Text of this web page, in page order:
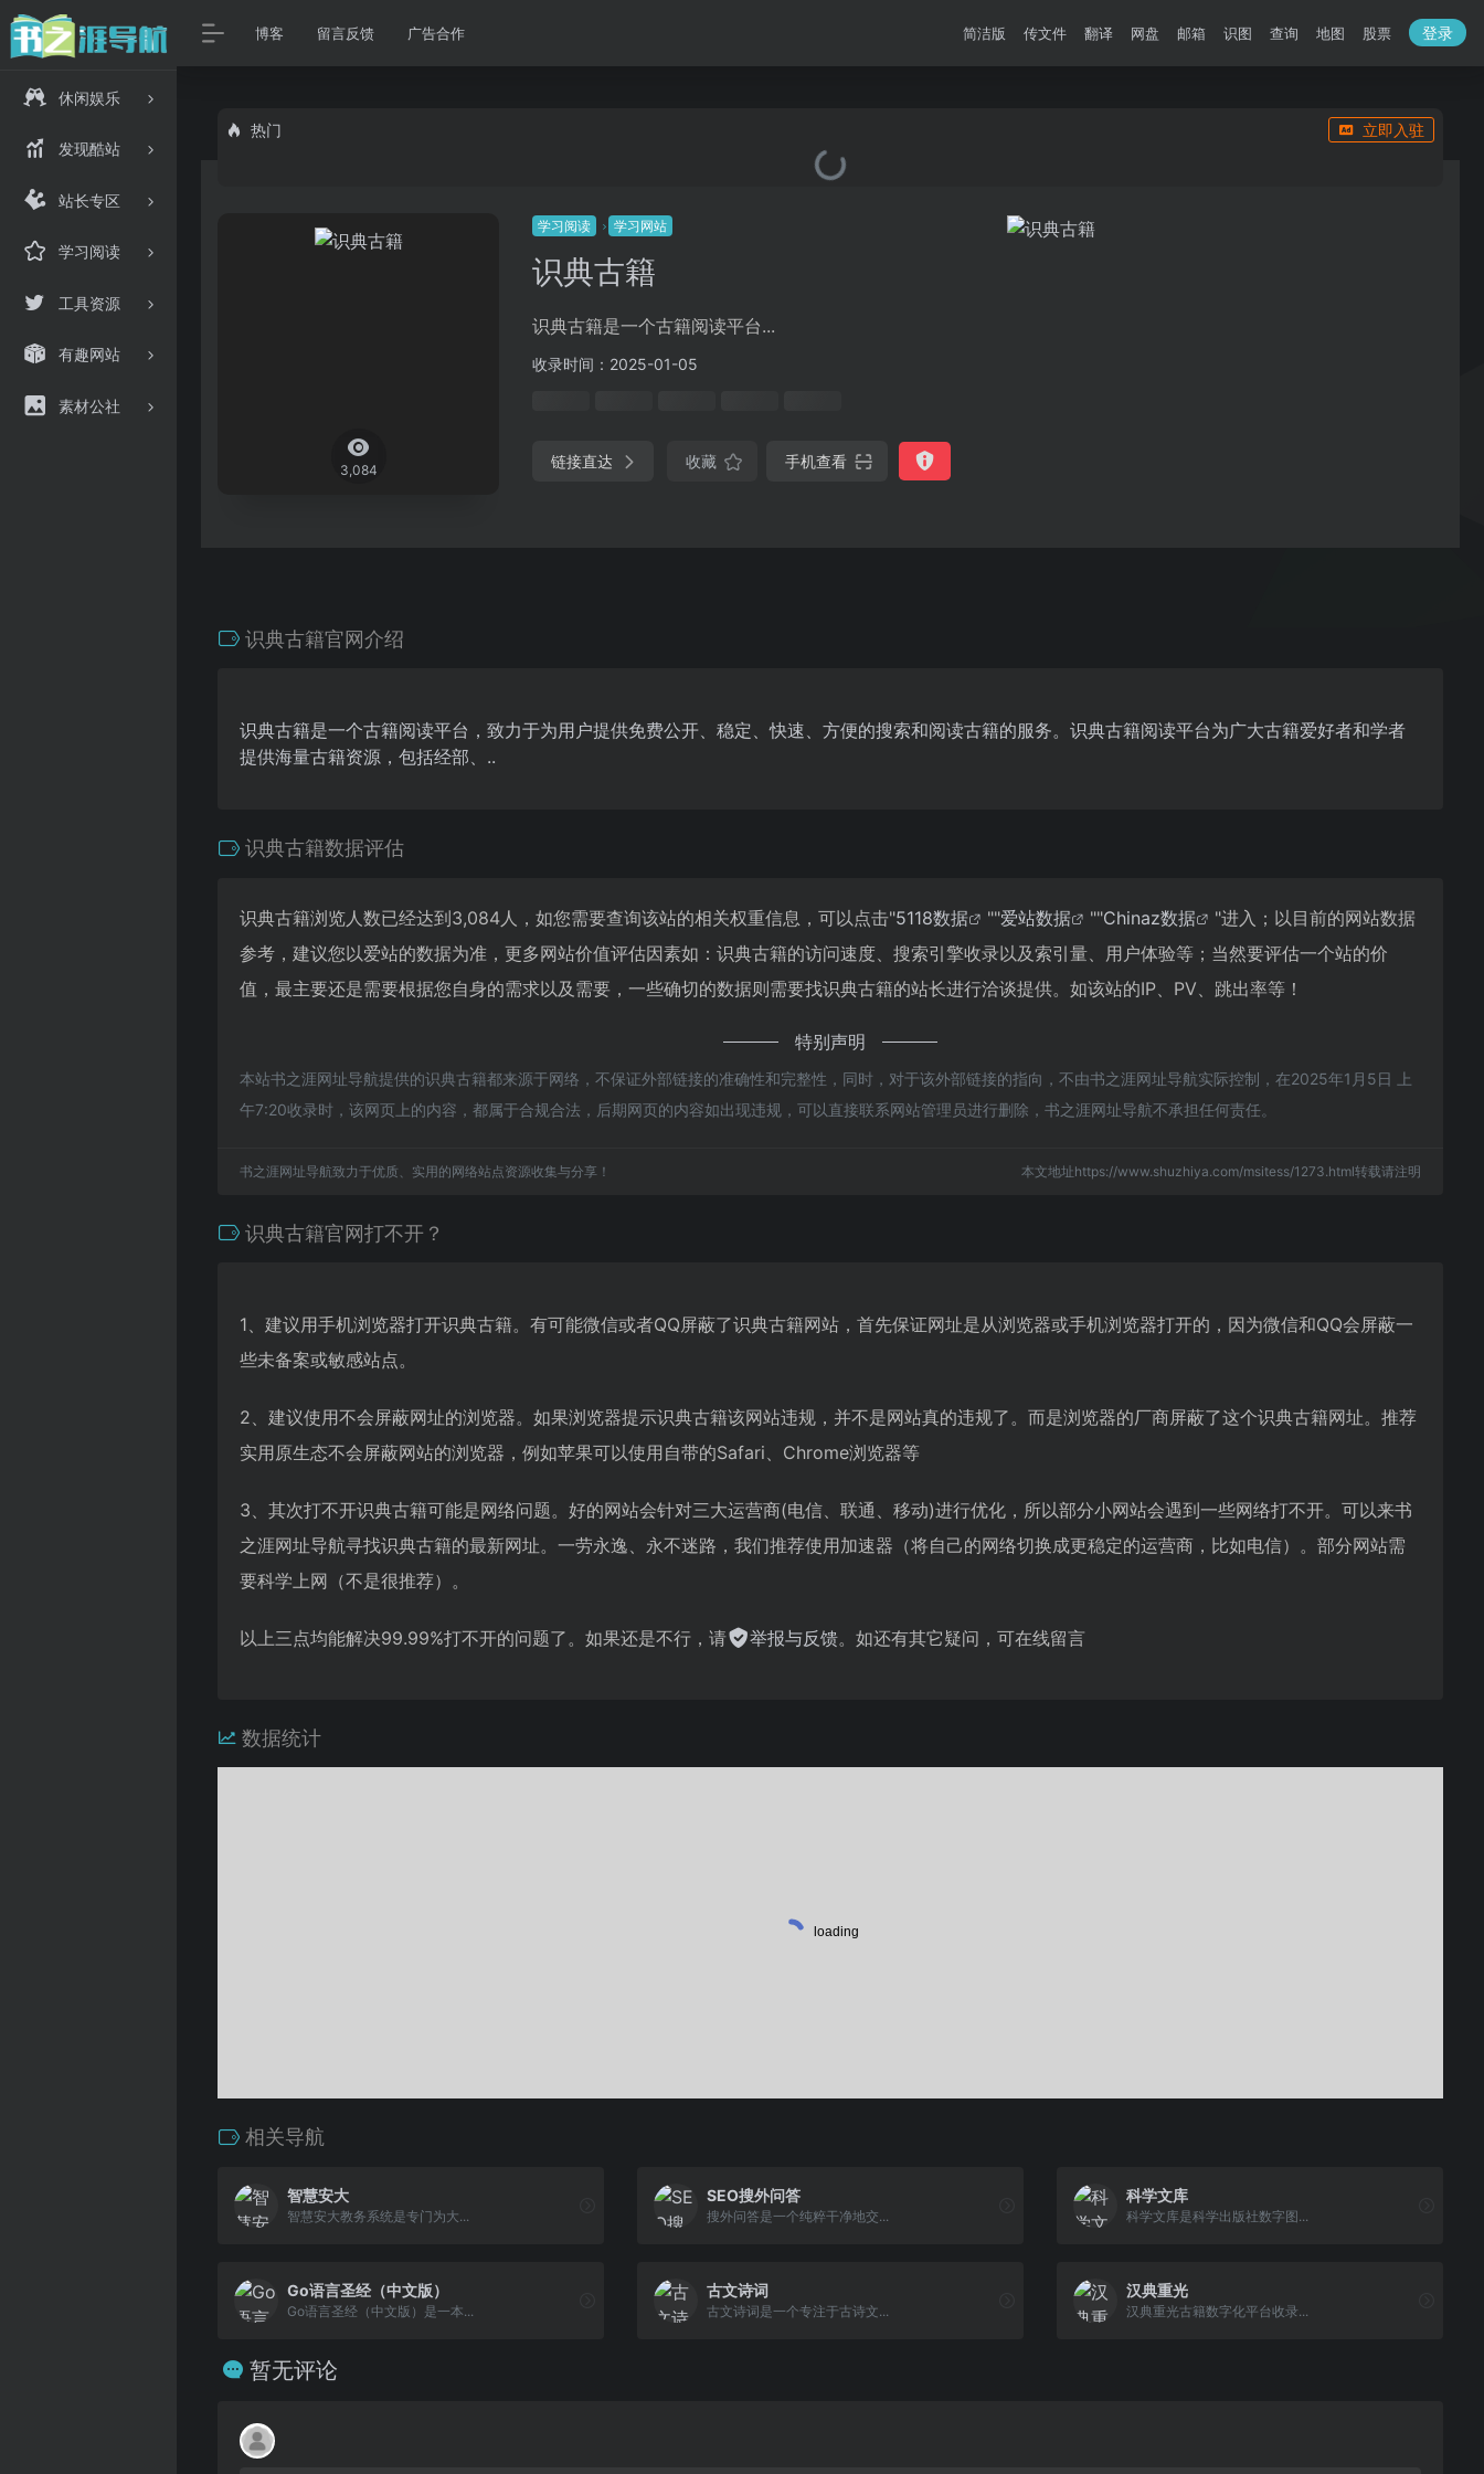
休闲娱乐
发现酷站
站长专区
学习阅读
工具资源
有趣网站
素材公社
博客 留言反馈 广告合作 简洁版 传文件 翻译 网盘 邮箱 识图 查询 地图 股票 登录
热门 立即入驻
3,084
学习阅读 学习网站
识典古籍
识典古籍是一个古籍阅读平台...
收录时间：2025-01-05
链接直达 收藏 手机查看
识典古籍官网介绍
识典古籍是一个古籍阅读平台，致力于为用户提供免费公开、稳定、快速、方便的搜索和阅读古籍的服务。识典古籍阅读平台为广大古籍爱好者和学者
提供海量古籍资源，包括经部、..
识典古籍数据评估
识典古籍浏览人数已经达到3,084人，如您需要查询该站的相关权重信息，可以点击"5118数据 ""爱站数据 ""Chinaz数据
"进入；以目前的网站数据
参考，建议您以爱站的数据为准，更多网站价值评估因素如：识典古籍的访问速度、搜索引擎收录以及索引量、用户体验等；当然要评估一个站的价
值，最主要还是需要根据您自身的需求以及需要，一些确切的数据则需要找识典古籍的站长进行洽谈提供。如该站的IP、PV、跳出率等！
特别声明
本站书之涯网址导航提供的识典古籍都来源于网络，不保证外部链接的准确性和完整性，同时，对于该外部链接的指向，不由书之涯网址导航实际控制，在2025年1月5日 上
午7:20收录时，该网页上的内容，都属于合规合法，后期网页的内容如出现违规，可以直接联系网站管理员进行删除，书之涯网址导航不承担任何责任。
书之涯网址导航致力于优质、实用的网络站点资源收集与分享！ 本文地址https://www.shuzhiya.com/msitess/1273.html转载请注明
识典古籍官网打不开？
1、建议用手机浏览器打开识典古籍。有可能微信或者QQ屏蔽了识典古籍网站，首先保证网址是从浏览器或手机浏览器打开的，因为微信和QQ会屏蔽一
些未备案或敏感站点。
2、建议使用不会屏蔽网址的浏览器。如果浏览器提示识典古籍该网站违规，并不是网站真的违规了。而是浏览器的厂商屏蔽了这个识典古籍网址。推荐
实用原生态不会屏蔽网站的浏览器，例如苹果可以使用自带的Safari、Chrome浏览器等
3、其次打不开识典古籍可能是网络问题。好的网站会针对三大运营商(电信、联通、移动)进行优化，所以部分小网站会遇到一些网络打不开。可以来书
之涯网址导航寻找识典古籍的最新网址。一劳永逸、永不迷路，我们推荐使用加速器（将自己的网络切换成更稳定的运营商，比如电信）。部分网站需
要科学上网（不是很推荐）。
以上三点均能解决99.99%打不开的问题了。如果还是不行，请 举报与反馈。如还有其它疑问，可在线留言
数据统计
相关导航
智慧安大
智慧安大教务系统是专门为大...
SEO搜外问答
搜外问答是一个纯粹干净地交...
科学文库
科学文库是科学出版社数字图...
Go语言圣经（中文版）
Go语言圣经（中文版）是一本...
古文诗词
古文诗词是一个专注于古诗文...
汉典重光
汉典重光古籍数字化平台收录...
暂无评论